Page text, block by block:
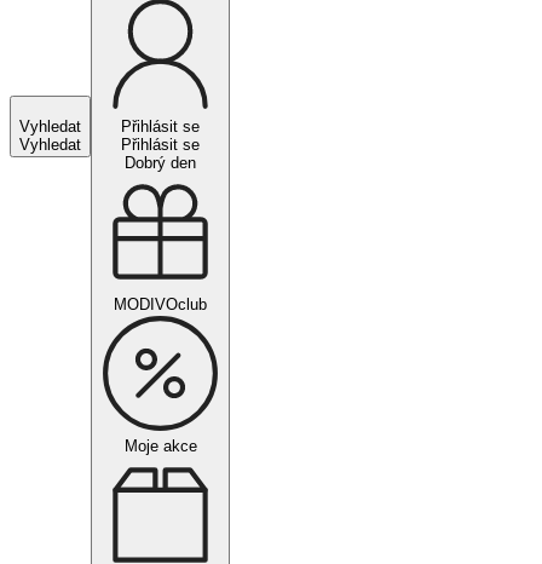
Vyhledat
Vyhledat
Přihlásit se
Přihlásit se
Dobrý den
MODIVOclub
Moje akce